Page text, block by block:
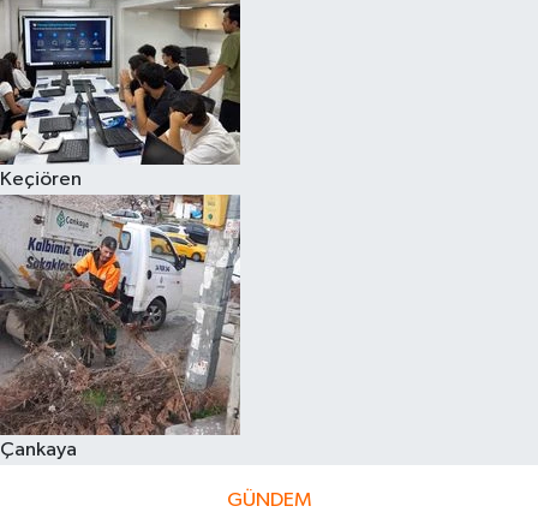
Keçiören
Çankaya
GÜNDEM